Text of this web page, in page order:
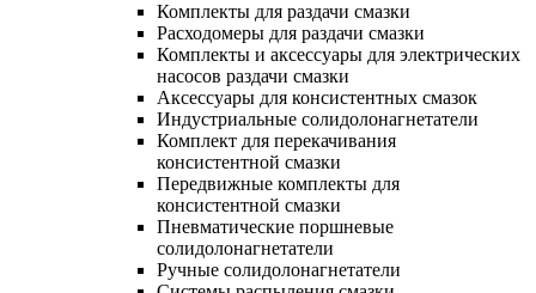
Комплекты для раздачи смазки
Расходомеры для раздачи смазки
Комплекты и аксессуары для электрических
насосов раздачи смазки
Аксессуары для консистентных смазок
Индустриальные солидолонагнетатели
Комплект для перекачивания
консистентной смазки
Передвижные комплекты для
консистентной смазки
Пневматические поршневые
солидолонагнетатели
Ручные солидолонагнетатели